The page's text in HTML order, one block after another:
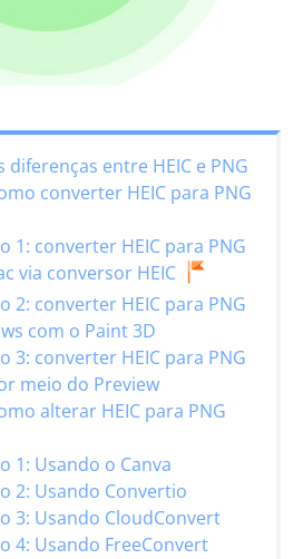
diferenças entre HEIC e PNG
converter HEIC para PNG
1: converter HEIC para PNG
via conversor HEIC
2: converter HEIC para PNG
com o Paint 3D
3: converter HEIC para PNG
meio do Preview
alterar HEIC para PNG
1: Usando o Canva
2: Usando Convertio
3: Usando CloudConvert
4: Usando FreeConvert